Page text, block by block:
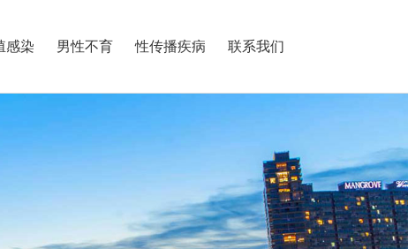
感染 男性不育 性传播疾病 联系我们